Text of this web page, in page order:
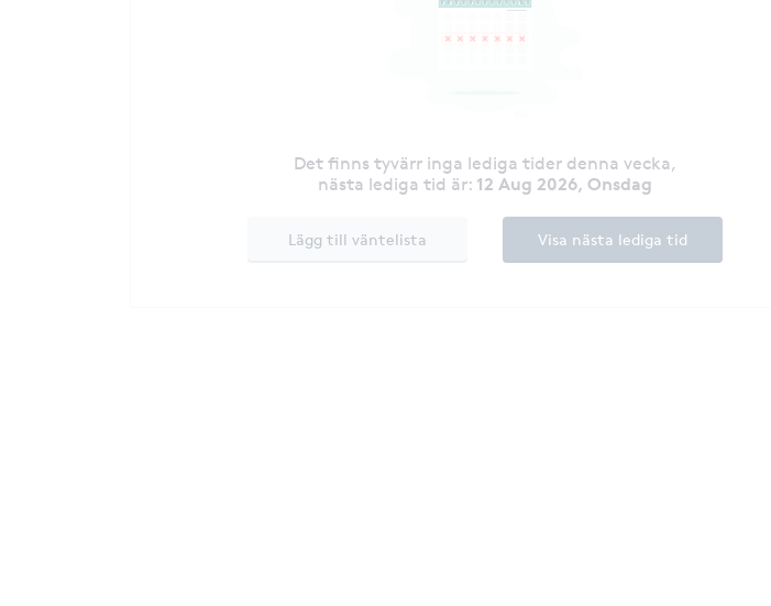
Det finns tyvärr inga lediga tider denna vecka,
nästa lediga tid är: 12 Aug 2026, Onsdag
Lägg till väntelista Visa nästa lediga tid